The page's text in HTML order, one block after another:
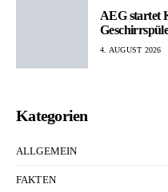
AEG startet
4. AUGUST 2026
Kategorien
ALLGEMEIN
FAKTEN